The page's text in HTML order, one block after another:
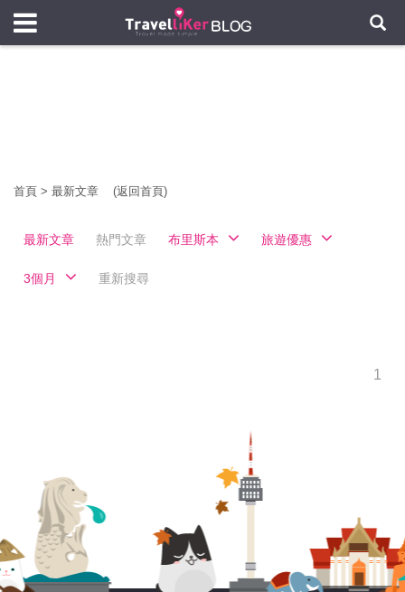
首頁 > 最新文章 (返回首頁)
最新文章 熱門文章 布里斯本 旅遊優惠
3個月 重新搜尋
1